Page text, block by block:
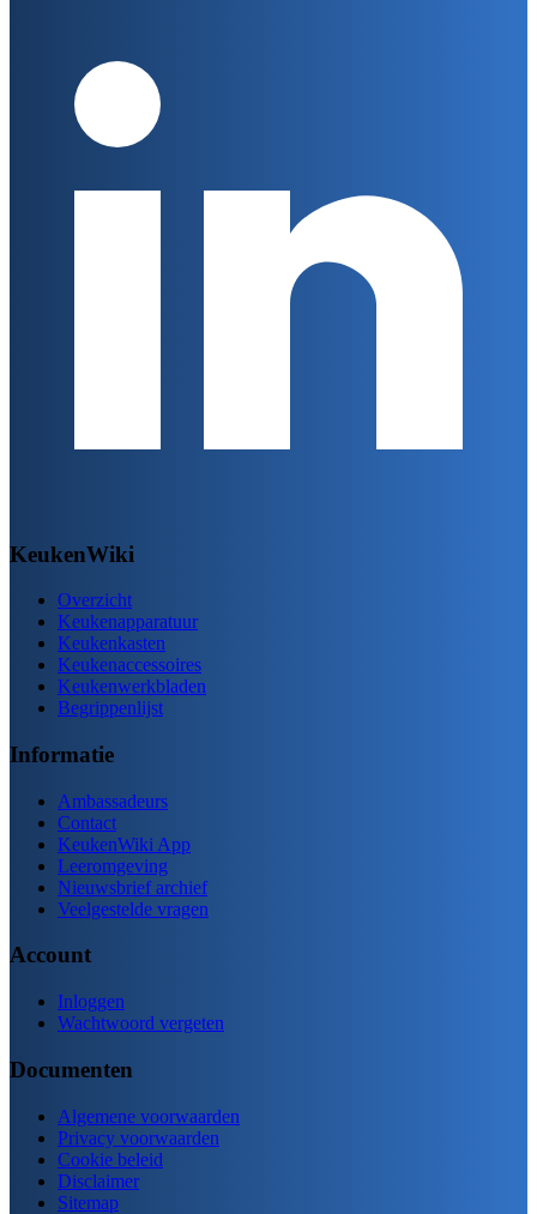
KeukenWiki
Overzicht
Keukenapparatuur
Keukenkasten
Keukenaccessoires
Keukenwerkbladen
Begrippenlijst
Informatie
Ambassadeurs
Contact
KeukenWiki App
Leeromgeving
Nieuwsbrief archief
Veelgestelde vragen
Account
Inloggen
Wachtwoord vergeten
Documenten
Algemene voorwaarden
Privacy voorwaarden
Cookie beleid
Disclaimer
Sitemap